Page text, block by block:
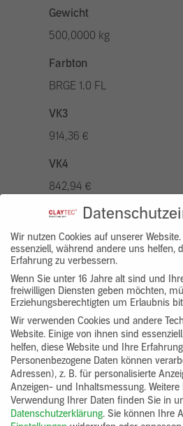
Gewicht
500,0000 kg
Farbton
BRGE 1.0 FL
VK3
914,36 €
VK4
842,94 €
VK5
1042,96 €
VK7
785,77 €
Gruppenprodukt
yosima_designputz_bigb
Wir nutzen Cookies auf unserer
essenziell, während andere uns helfen,
Erfahrung zu verbessern.
Wenn Sie unter 16 Jahre alt sind und
freiwilligen Diensten geben möchten,
Erziehungsberechtigten um Erlaubnis
Wir verwenden Cookies und andere
Website. Einige von ihnen sind
helfen, diese Website und Ihre
Personenbezogene Daten können
Adressen), z. B. für personalisierte
Anzeigen- und Inhaltsmessung.
Verwendung Ihrer Daten finden Sie in
Datenschutzerklärung. Sie können Ihre